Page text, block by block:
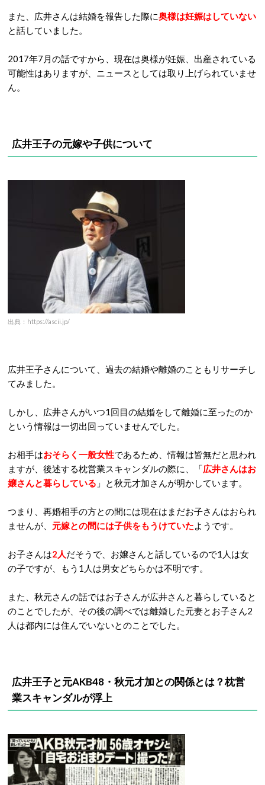
また、広井さんは結婚を報告した際に奥様は妊娠はしていない
と話していました。
2017年7 月の話ですから、現在は奥様が妊娠、出産されている
可能性はありますが、ニュースとしては取り上げられていませ
ん。
広井王子の元嫁や子供について
出典：https://ascii.jp/
広井王子さんについて、過去の結婚や離婚のこともリサーチし
てみました。
しかし、広井さんがいつ1回目の結婚をして離婚に至ったのか
という情報は一切出回っていませんでした。
お相手はおそらく一般女性であるため、情報は皆無だと思われ
ますが、後述する枕営業スキャンダルの際に、「広井さんはお
嬢さんと暮らしている 」と秋元才加さんが明かしています。
つまり、再婚相手の方との間には現在はまだお子さんはおられ
ませんが、 元嫁との間には子供をもうけていたようです。
お子さんは2 人だそうで、お嬢さんと話しているので1 人は女
の子ですが、もう 1 人は男女どちらかは不明です。
また、秋元さんの話ではお子さんが広井さんと暮らしていると
のことでしたが、その後の調べでは離婚した元妻とお子さん2
人は都内には住んでいないとのことでした。
広井王子と元AKB48・秋元才加との関係とは？枕営
業スキャンダルが浮上